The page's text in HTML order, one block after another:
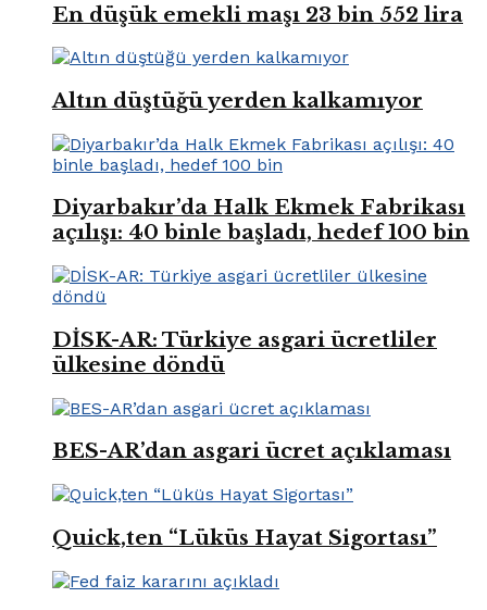
En düşük emekli maşı 23 bin 552 lira
Altın düştüğü yerden kalkamıyor
Diyarbakır’da Halk Ekmek Fabrikası
açılışı: 40 binle başladı, hedef 100 bin
DİSK-AR: Türkiye asgari ücretliler
ülkesine döndü
BES-AR’dan asgari ücret açıklaması
Quick,ten “Lüküs Hayat Sigortası”